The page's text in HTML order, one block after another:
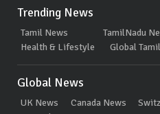
Trending News
Tamil News TamilNadu
Health & Lifestyle
Global
Global News
UK News Canada News